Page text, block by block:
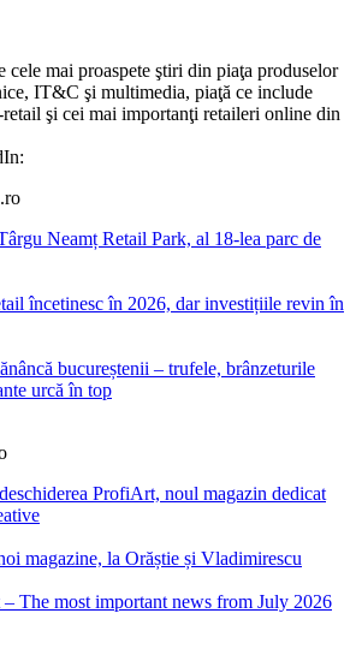
cele mai proaspete ştiri din piaţa produselor
IT&C şi multimedia, piaţă ce include
şi cei mai importanţi retaileri online din
Neamț Retail Park, al 18-lea parc de
încetinesc în 2026, dar investițiile revin în
bucureștenii – trufele, brânzeturile
urcă în top
ProfiArt, noul magazin dedicat
magazine, la Orăștie și Vladimirescu
The most important news from July 2026